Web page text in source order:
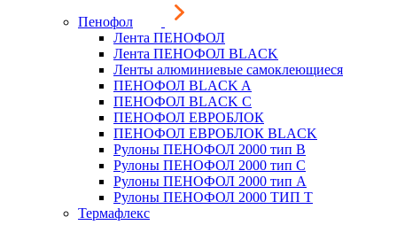
Пенофол
Лента ПЕНОФОЛ
Лента ПЕНОФОЛ BLACK
Ленты алюминиевые самоклеющиеся
ПЕНОФОЛ BLACK A
ПЕНОФОЛ BLACK С
ПЕНОФОЛ ЕВРОБЛОК
ПЕНОФОЛ ЕВРОБЛОК BLACK
Рулоны ПЕНОФОЛ 2000 тип B
Рулоны ПЕНОФОЛ 2000 тип C
Рулоны ПЕНОФОЛ 2000 тип А
Рулоны ПЕНОФОЛ 2000 ТИП Т
Термафлекс